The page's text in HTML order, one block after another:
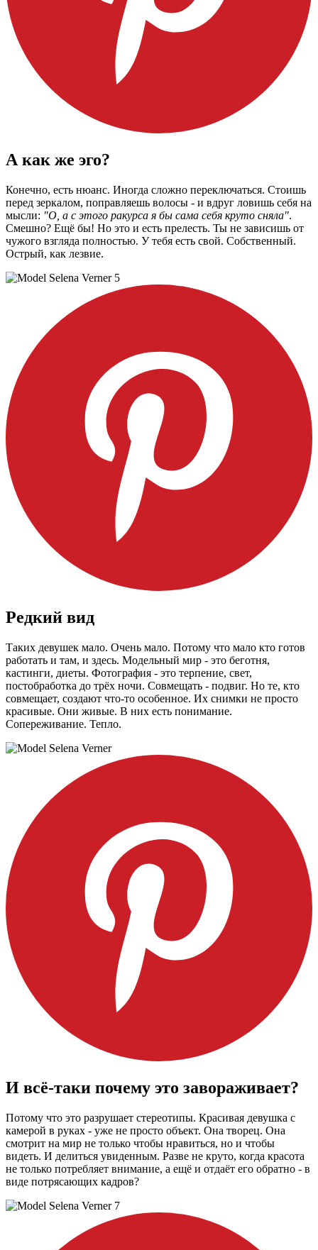
А как же эго?
Конечно, есть нюанс. Иногда сложно переключаться. Стоишь
перед зеркалом, поправляешь волосы - и вдруг ловишь себя на
мысли: "О, а с этого ракурса я бы сама себя круто сняла".
Смешно? Ещё бы! Но это и есть прелесть. Ты не зависишь от
чужого взгляда полностью. У тебя есть свой. Собственный.
Острый, как лезвие.
Редкий вид
Таких девушек мало. Очень мало. Потому что мало кто готов
работать и там, и здесь. Модельный мир - это беготня,
кастинги, диеты. Фотография - это терпение, свет,
постобработка до трёх ночи. Совмещать - подвиг. Но те, кто
совмещает, создают что-то особенное. Их снимки не просто
красивые. Они живые. В них есть понимание.
Сопереживание. Тепло.
И всё-таки почему это завораживает?
Потому что это разрушает стереотипы. Красивая девушка с
камерой в руках - уже не просто объект. Она творец. Она
смотрит на мир не только чтобы нравиться, но и чтобы
видеть. И делиться увиденным. Разве не круто, когда красота
не только потребляет внимание, а ещё и отдаёт его обратно - в
виде потрясающих кадров?